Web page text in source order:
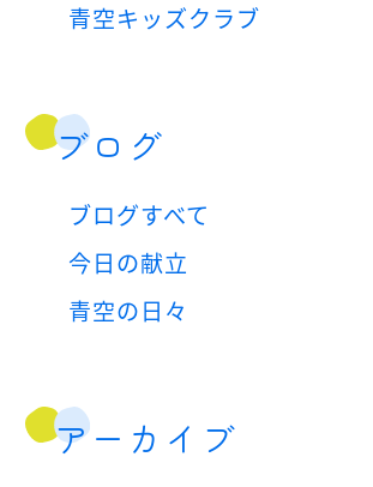
青空キッズクラブ
ブログ
ブログすべて
今日の献立
青空の日々
アーカイブ